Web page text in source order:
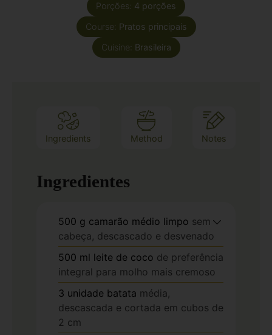
Porções: 4 porções
Course: Pratos principais
Cuisine: Brasileira
Ingredients Method Notes
Ingredientes
500 g camarão médio limpo sem
cabeça, descascado e desvenado
500 ml leite de coco de preferência
integral para molho mais cremoso
3 unidade batata média,
descascada e cortada em cubos de
2 cm